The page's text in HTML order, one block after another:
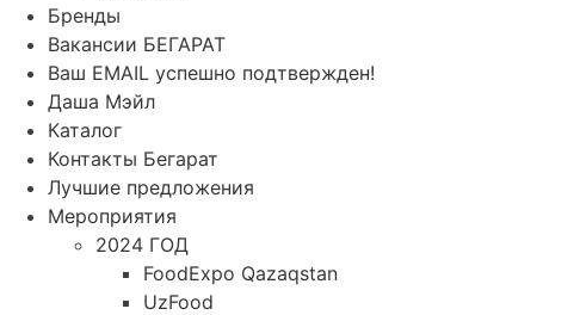
Бренды
Вакансии БЕГАРАТ
Ваш EMAIL успешно подтвержден!
Даша Мэйл
Каталог
Контакты Бегарат
Лучшие предложения
Мероприятия
2024 ГОД
FoodExpo Qazaqstan
UzFood